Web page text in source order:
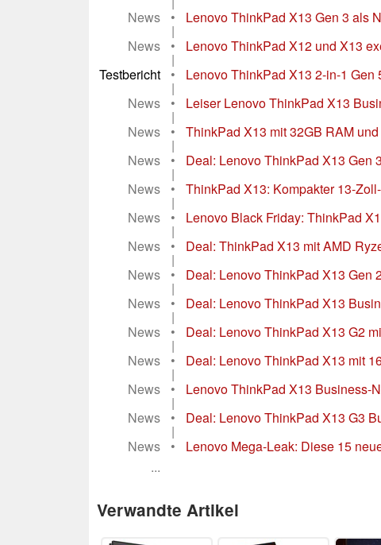
News
• Lenovo ThinkPad X13 Gen 3 als
|
News
• Lenovo ThinkPad X12 und X13
|
Testbericht
• Lenovo ThinkPad X13 2-in-1 Gen
|
News
• Leiser Lenovo ThinkPad X13
|
News
• ThinkPad X13 mit 32GB RAM
|
News
• Deal: Lenovo ThinkPad X13 Gen
|
News
• ThinkPad X13: Kompakter 13-
|
News
• Lenovo Black Friday: ThinkPad
|
News
• Deal: ThinkPad X13 mit AMD
|
News
• Deal: Lenovo ThinkPad X13 Gen
|
News
• Deal: Lenovo ThinkPad X13
|
News
• Deal: Lenovo ThinkPad X13 G2
|
News
• Deal: Lenovo ThinkPad X13 mit
|
News
• Lenovo ThinkPad X13 Business-
|
News
• Deal: Lenovo ThinkPad X13 G3
|
News
•
Lenovo Mega-Leak: Diese 15
...
Verwandte Artikel